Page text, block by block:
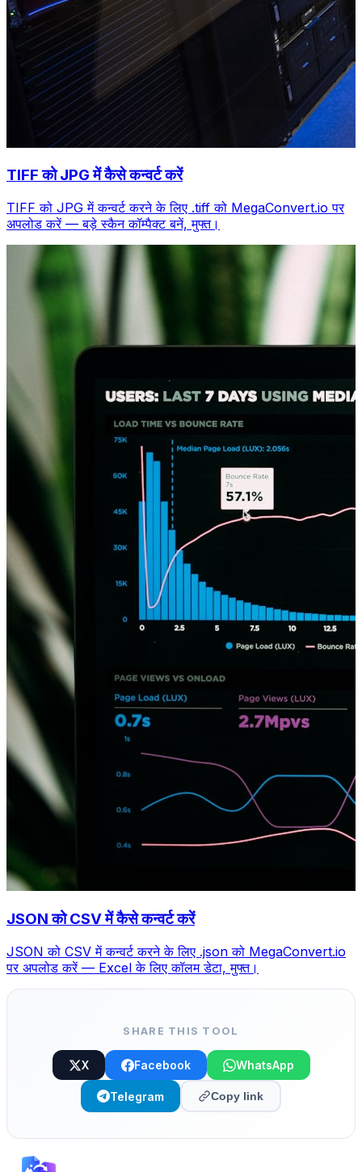
TIFF को JPG में कैसे कन्वर्ट करें
TIFF को JPG में कन्वर्ट करने के लिए .tiff को MegaConvert.io पर
अपलोड करें — बड़े स्कैन कॉम्पैक्ट बनें, मुफ्त।
JSON को CSV में कैसे कन्वर्ट करें
JSON को CSV में कन्वर्ट करने के लिए .json को MegaConvert.io
पर अपलोड करें — Excel के लिए कॉलम डेटा, मुफ्त।
SHARE THIS TOOL
X Facebook WhatsApp
Telegram Copy link